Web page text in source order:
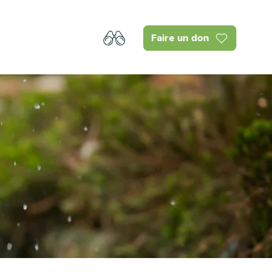
Faire un don